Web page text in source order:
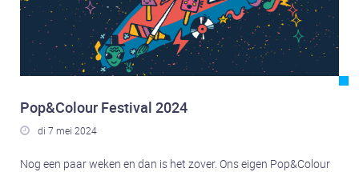
Pop&Colour Festival 2024
 di 7 mei 2024
Nog een paar weken en dan is het zover. Ons eigen Pop&Colour